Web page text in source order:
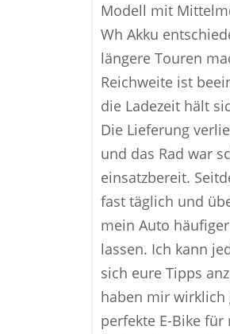
Modell mit
Wh Akku
längere Touren
Reichweite ist
die Ladezeit hält
Die Lieferung
und das Rad war
einsatzbereit.
fast täglich und
mein Auto
lassen. Ich kann
sich eure Tipps
haben mir wirklich
perfekte E-Bike für